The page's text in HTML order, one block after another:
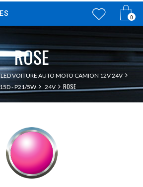
0
ROSE
VOITURE AUTO MOTO CAMION 12V 24V
- P21/5W
24V ROSE